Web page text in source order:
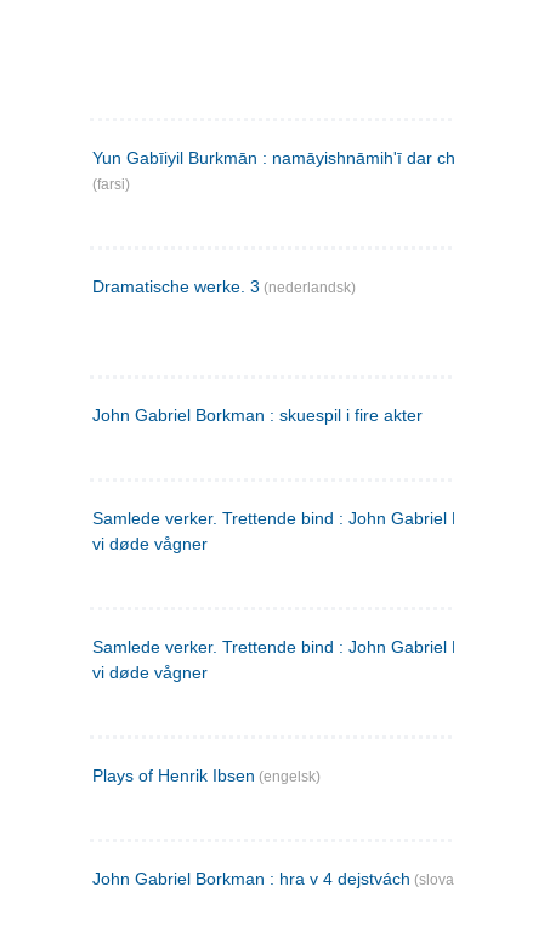
Yun Gabīiyil Burkmān : namāyishnāmihʹī dar chahār pardih
(farsi)
Dramatische werke. 3 (nederlandsk)
John Gabriel Borkman : skuespil i fire akter
Samlede verker. Trettende bind : John Gabriel Borkman ;
vi døde vågner
Samlede verker. Trettende bind : John Gabriel Borkman ;
vi døde vågner
Plays of Henrik Ibsen (engelsk)
John Gabriel Borkman : hra v 4 dejstvách (slovakisk)